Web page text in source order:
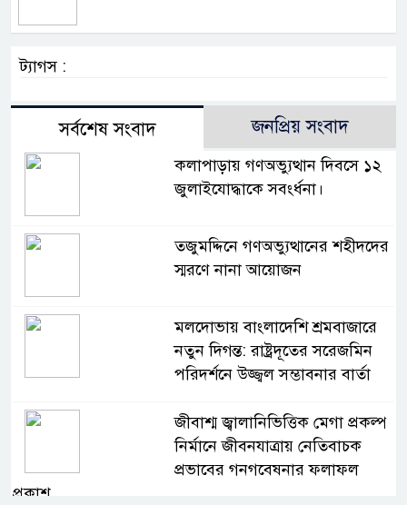
ট্যাগস :
সর্বশেষ সংবাদ জনপ্রিয় সংবাদ
কলাপাড়ায় গণঅভ্যুত্থান দিবসে ১২
জুলাইযোদ্ধাকে সবংর্ধনা।
তজুমদ্দিনে গণঅভ্যুত্থানের শহীদদের
স্মরণে নানা আয়োজন
মলদোভায় বাংলাদেশি শ্রমবাজারে
নতুন দিগন্ত: রাষ্ট্রদূতের সরেজমিন
পরিদর্শনে উজ্জ্বল সম্ভাবনার বার্তা
জীবাশ্ম জ্বালানিভিত্তিক মেগা প্রকল্প
নির্মানে জীবনযাত্রায় নেতিবাচক
প্রভাবের গনগবেষনার ফলাফল
প্রকাশ